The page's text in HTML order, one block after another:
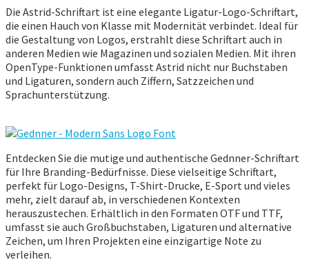
Die Astrid-Schriftart ist eine elegante Ligatur-Logo-Schriftart,
die einen Hauch von Klasse mit Modernität verbindet. Ideal für
die Gestaltung von Logos, erstrahlt diese Schriftart auch in
anderen Medien wie Magazinen und sozialen Medien. Mit ihren
OpenType-Funktionen umfasst Astrid nicht nur Buchstaben
und Ligaturen, sondern auch Ziffern, Satzzeichen und
Sprachunterstützung.
Entdecken Sie die mutige und authentische Gednner-Schriftart
für Ihre Branding-Bedürfnisse. Diese vielseitige Schriftart,
perfekt für Logo-Designs, T-Shirt-Drucke, E-Sport und vieles
mehr, zielt darauf ab, in verschiedenen Kontexten
herauszustechen. Erhältlich in den Formaten OTF und TTF,
umfasst sie auch Großbuchstaben, Ligaturen und alternative
Zeichen, um Ihren Projekten eine einzigartige Note zu
verleihen.